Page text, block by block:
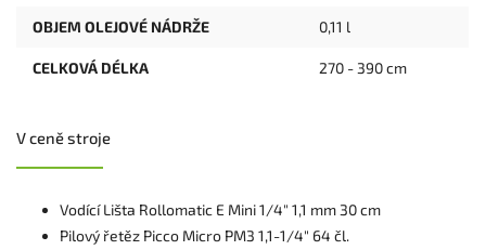
OBJEM OLEJOVÉ NÁDRŽE 0,11 l
CELKOVÁ DÉLKA 270 - 390 cm
V ceně stroje
Vodící Lišta Rollomatic E Mini 1/4" 1,1 mm 30 cm
Pilový řetěz Picco Micro PM3 1,1-1/4" 64 čl.